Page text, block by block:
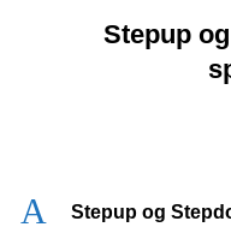
Stepup
A Stepup og